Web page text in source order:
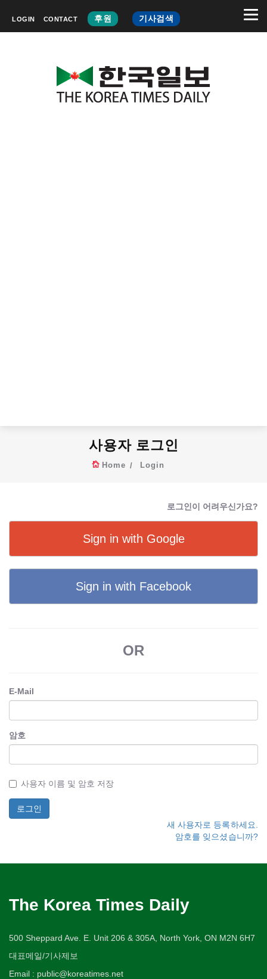
LOGIN CONTACT 후원 기사검색
사용자 로그인
Home Login
로그인이 어려우신가요?
Sign in with Google
Sign in with Facebook
OR
E-Mail
암호
사용자 이름 및 암호 저장
새 사용자로 등록하세요.
암호를 잊으셨습니까?
The Korea Times Daily
500 Sheppard Ave. E. Unit 206 & 305A, North York, ON M2N 6H7
대표메일/기사제보
Email : public@koreatimes.net